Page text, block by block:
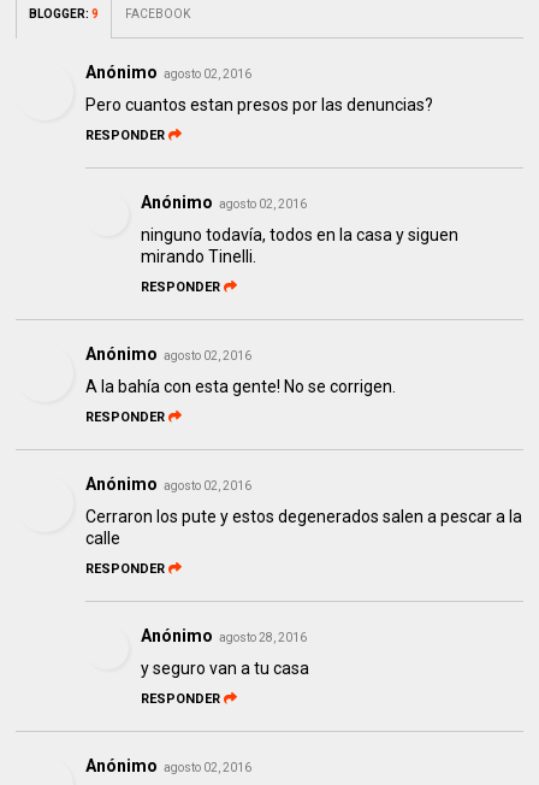
BLOGGER:9 FACEBOOK
Anónimo agosto 02, 2016
Pero cuantos estan presos por las denuncias?
RESPONDER
Anónimo agosto 02, 2016
ninguno todavía, todos en la casa y siguen
mirando Tinelli.
RESPONDER
Anónimo agosto 02, 2016
A la bahía con esta gente! No se corrigen.
RESPONDER
Anónimo agosto 02, 2016
Cerraron los pute y estos degenerados salen a pescar a la
calle
RESPONDER
Anónimo agosto 28, 2016
y seguro van a tu casa
RESPONDER
Anónimo agosto 02, 2016